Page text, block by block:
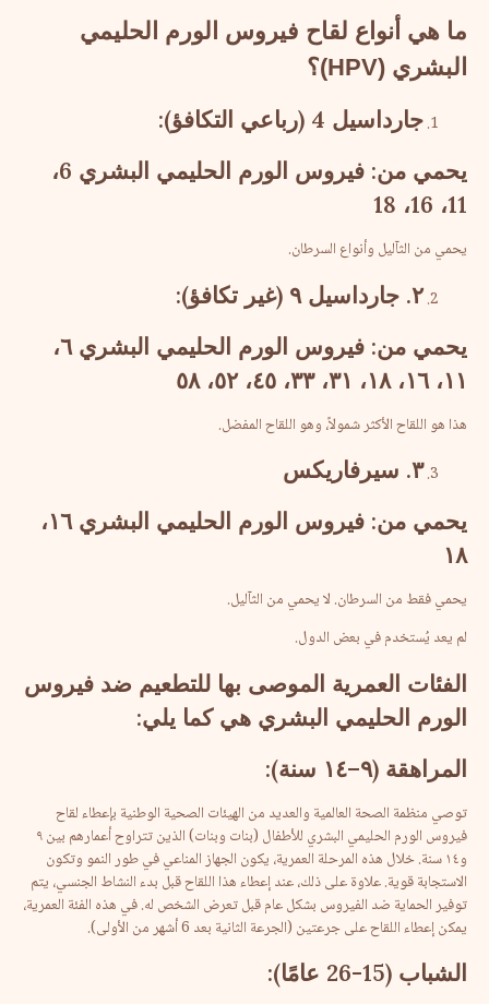
ما هي أنواع لقاح فيروس الورم الحليمي
البشري (HPV)؟
جارداسيل رباعي التكافؤ):
يحمي من: فيروس الورم الحليمي البشري
،
11، ،
يحمي من الثآليل وأنواع السرطان.
٢. جارداسيل ٩ (غير تكافؤ):
يحمي من: فيروس الورم الحليمي البشري ٦،
١١، ١٦، ١٨، ٣١، ٣٣، ٤٥، ٥٢، ٥٨
هذا هو اللقاح الأكثر شمولاً، وهو اللقاح المفضل.
٣. سيرفاريكس
يحمي من: فيروس الورم الحليمي البشري ١٦،
١٨
يحمي فقط من السرطان. لا يحمي من الثآليل.
لم يعد يُستخدم في بعض الدول.
الفئات العمرية الموصى بها للتطعيم ضد فيروس
الورم الحليمي البشري هي كما يلي:
المراهقة (٩–١٤ سنة):
توصي منظمة الصحة العالمية والعديد من الهيئات الصحية الوطنية بإعطاء لقاح
فيروس الورم الحليمي البشري للأطفال (بنات وبنات) الذين تتراوح أعمارهم بين ٩
و١٤ سنة. خلال هذه المرحلة العمرية، يكون الجهاز المناعي في طور النمو وتكون
الاستجابة قوية. علاوة على ذلك، عند إعطاء هذا اللقاح قبل بدء النشاط الجنسي، يتم
توفير الحماية ضد الفيروس بشكل عام قبل تعرض الشخص له. في هذه الفئة العمرية،
يمكن إعطاء اللقاح على جرعتين (الجرعة الثانية بعد 6 أشهر من الأولى).
الشباب (15-26 عامًا):